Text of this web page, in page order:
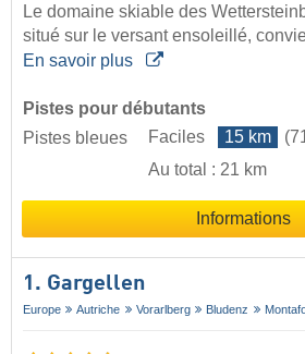
Le domaine skiable des
situé sur le versant ensoleillé,
En savoir plus
Pistes pour débutants
Pistes bleues
Faciles 15 km
Au total : 21 km
Informations
1. Gargellen
Europe Autriche Vorarlberg Bludenz